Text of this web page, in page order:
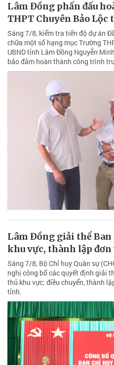
Lâm Đồng phấn đấu
THPT Chuyên Bảo
Sáng 7/8, kiểm tra tiến độ dự án
chữa một số hạng mục Trường
UBND tỉnh Lâm Đồng Nguyễn
bảo đảm hoàn thành công trình
Lâm Đồng giải thể
khu vực, thành lập
Sáng 7/8, Bộ Chỉ huy Quân sự
nghị công bố các quyết định giải
thủ khu vực; điều chuyển, thành
tỉnh.